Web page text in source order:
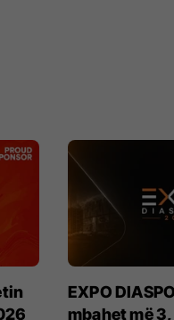
EXPO
mbahet më